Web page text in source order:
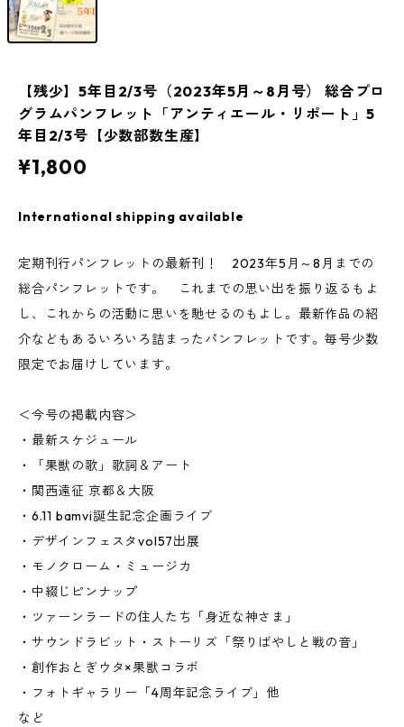
【残少】5年目2/3号（2023年5月～8月号） 総合プロ
グラムパンフレット「アンティエール・リポート」5
年目2/3号【少数部数生産】
¥1,800
International shipping available
定期刊行パンフレットの最新刊！ 2023年5月～8月までの
総合パンフレットです。 これまでの思い出を振り返るもよ
し、これからの活動に思いを馳せるのもよし。最新作品の紹
介などもあるいろいろ詰まったパンフレットです。毎号少数
限定でお届けしています。
＜今号の掲載内容＞
・最新スケジュール
・「果獣の歌」歌詞＆アート
・関西遠征 京都＆大阪
・6.11 bamvi誕生記念企画ライブ
・デザインフェスタvol57出展
・モノクローム・ミュージカ
・中綴じピンナップ
・ツァーンラードの住人たち「身近な神さま」
・サウンドラビット・ストーリズ「祭りばやしと戦の音」
・創作おとぎウタ×果獣コラボ
・フォトギャラリー「4周年記念ライブ」他
など